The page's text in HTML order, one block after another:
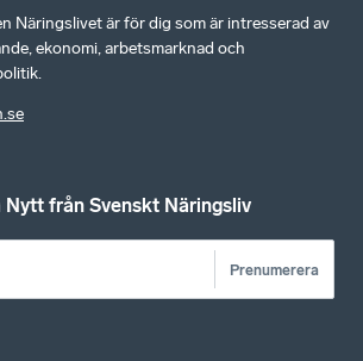
Näringslivet är för dig som är intresserad av
ekonomi, arbetsmarknad och
Nytt från Svenskt Näringsliv
Prenumerera